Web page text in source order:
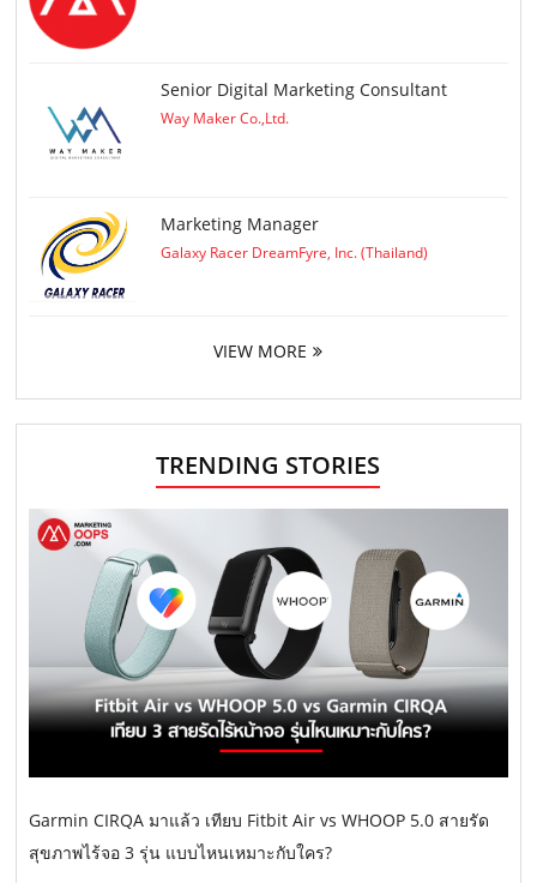
Senior Digital Marketing Consultant
Way Maker Co.,Ltd.
Marketing Manager
Galaxy Racer DreamFyre, Inc. (Thailand)
VIEW MORE
TRENDING STORIES
Garmin CIRQA มาแล้ว เทียบ Fitbit Air vs WHOOP 5.0 สายรัด
สุขภาพไร้จอ 3 รุ่น แบบไหนเหมาะกับใคร?